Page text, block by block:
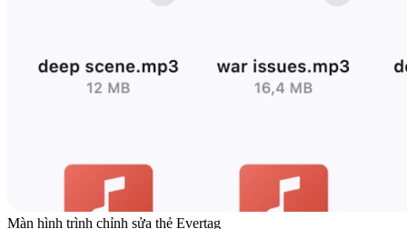
Màn hình trình chỉnh sửa thẻ Evertag